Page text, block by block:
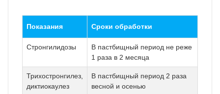
Показания Сроки обработки
Стронгилидозы
В пастбищный период не реже
1 раза в 2 месяца
Трихостронгилез,
диктиокаулез
В пастбищный период 2 раза
весной и осенью